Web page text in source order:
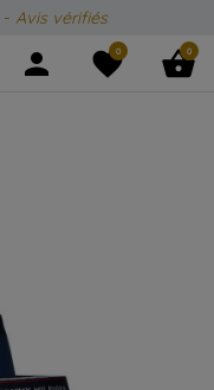
- Avis vérifiés
person favorite
0 shopping_basket
0